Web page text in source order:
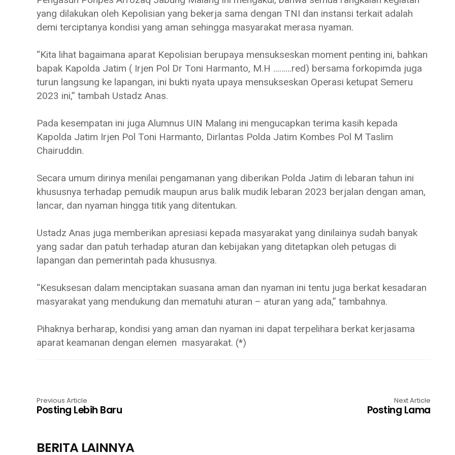
yang dilakukan oleh Kepolisian yang bekerja sama dengan TNI dan instansi terkait adalah
demi terciptanya kondisi yang aman sehingga masyarakat merasa nyaman.
“Kita lihat bagaimana aparat Kepolisian berupaya mensukseskan moment penting ini, bahkan
bapak Kapolda Jatim ( Irjen Pol Dr Toni Harmanto, M.H ………red) bersama forkopimda juga
turun langsung ke lapangan, ini bukti nyata upaya mensukseskan Operasi ketupat Semeru
2023 ini,” tambah Ustadz Anas.
Pada kesempatan ini juga Alumnus UIN Malang ini mengucapkan terima kasih kepada
Kapolda Jatim Irjen Pol Toni Harmanto, Dirlantas Polda Jatim Kombes Pol M Taslim
Chairuddin.
Secara umum dirinya menilai pengamanan yang diberikan Polda Jatim di lebaran tahun ini
khususnya terhadap pemudik maupun arus balik mudik lebaran 2023 berjalan dengan aman,
lancar, dan nyaman hingga titik yang ditentukan.
Ustadz Anas juga memberikan apresiasi kepada masyarakat yang dinilainya sudah banyak
yang sadar dan patuh terhadap aturan dan kebijakan yang ditetapkan oleh petugas di
lapangan dan pemerintah pada khususnya.
“Kesuksesan dalam menciptakan suasana aman dan nyaman ini tentu juga berkat kesadaran
masyarakat yang mendukung dan mematuhi aturan – aturan yang ada,” tambahnya.
Pihaknya berharap, kondisi yang aman dan nyaman ini dapat terpelihara berkat kerjasama
aparat keamanan dengan elemen masyarakat. (*)
Previous Article
Posting Lebih Baru
Next Article
Posting Lama
BERITA LAINNYA